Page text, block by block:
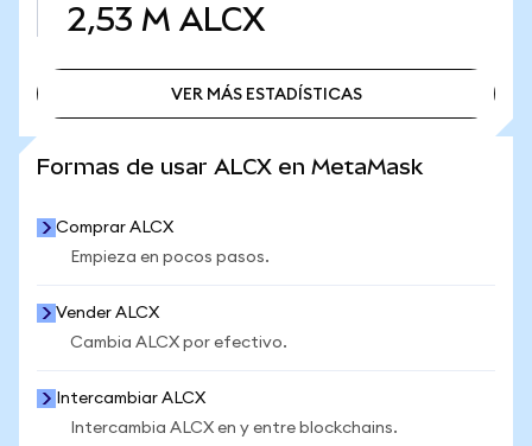
2,53 M ALCX
VER MÁS ESTADÍSTICAS
Formas de usar ALCX en MetaMask
Comprar ALCX
Empieza en pocos pasos.
Vender ALCX
Cambia ALCX por efectivo.
Intercambiar ALCX
Intercambia ALCX en y entre blockchains.